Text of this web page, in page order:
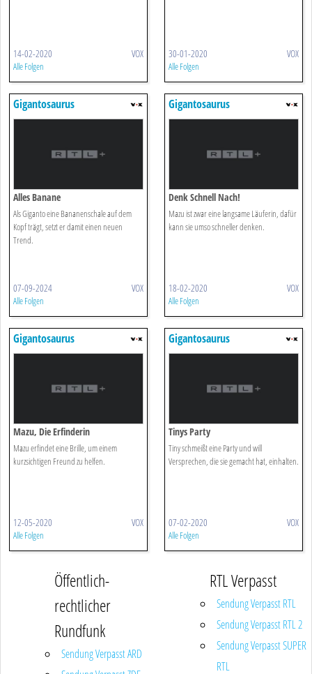
14-02-2020 VOX
Alle Folgen
30-01-2020 VOX
Alle Folgen
Gigantosaurus
Alles Banane
Als Giganto eine Bananenschale auf dem
Kopf trägt, setzt er damit einen neuen
Trend.
07-09-2024 VOX
Alle Folgen
Gigantosaurus
Denk Schnell Nach!
Mazu ist zwar eine langsame Läuferin, dafür
kann sie umso schneller denken.
18-02-2020 VOX
Alle Folgen
Gigantosaurus
Mazu, Die Erfinderin
Mazu erfindet eine Brille, um einem
kurzsichtigen Freund zu helfen.
12-05-2020 VOX
Alle Folgen
Gigantosaurus
Tinys Party
Tiny schmeißt eine Party und will
Versprechen, die sie gemacht hat, einhalten.
07-02-2020 VOX
Alle Folgen
Öffentlich-
rechtlicher
Rundfunk
Sendung Verpasst ARD
RTL Verpasst
Sendung Verpasst RTL
Sendung Verpasst RTL 2
Sendung Verpasst SUPER
RTL